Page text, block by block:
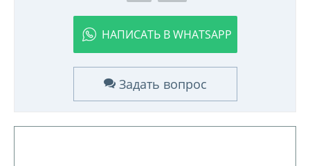
НАПИСАТЬ В WHATSAPP
Задать вопрос